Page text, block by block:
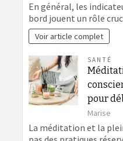
En général, les
bord jouent un rôle
Voir article complet
SANTÉ
pour
Marise
La méditation et la